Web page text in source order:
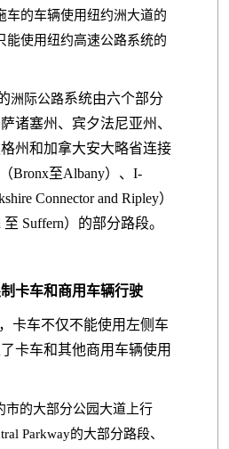
车的车辆使用纽约洲大道的
能使用纽约高速公路系统的
洲际公路系统由六个部分
诸塞州、宾夕法尼亚州、
州和加拿大安大略省连接
Bronx至Albany）、I-
Connector and Ripley）
Suffern）的部分路段。
卡车和商用车辆行驶
卡车不仅不能使用左侧车
卡车和其他商用车辆使用
市的大部分公园大道上行
Parkway的大部分路段、